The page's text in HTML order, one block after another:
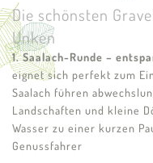
Die schönsten
Unken
1. Saalach-Runde –
eignet sich perfekt zum
Saalach führen
Landschaften und kleine
Wasser zu einer kurzen
Genussfahrer